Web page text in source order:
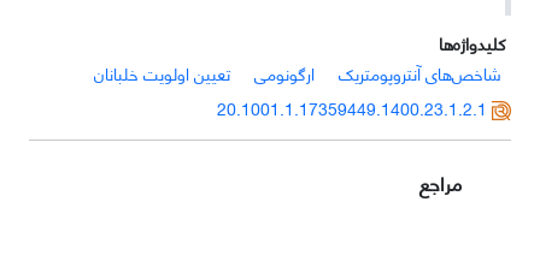
کلیدواژه‌ها
شاخص‌های آنتروپومتریک
ارگونومی
تعیین اولویت خلبانان
20.1001.1.17359449.1400.23.1.2.1
مراجع